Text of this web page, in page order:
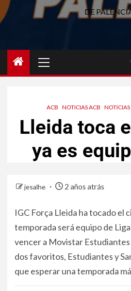
DE
ACB NOTICIAS ACB NOTICIAS
Lleida toca
ya es
jesalhe 2 años atrás
IGC Força Lleida ha tocado el
temporada será equipo de
vencer a Movistar Estudiantes
dos favoritos, Estudiantes y
que esperar una temporada